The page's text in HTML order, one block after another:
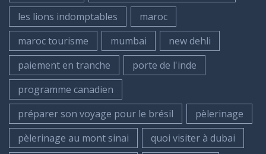
les lions indomptables
maroc
maroc tourisme
mumbai
new dehli
paiement en tranche
porte de l'inde
programme canadien
préparer son voyage pour le brésil
pèlerinage
pèlerinage au mont sinai
quoi visiter à dubai